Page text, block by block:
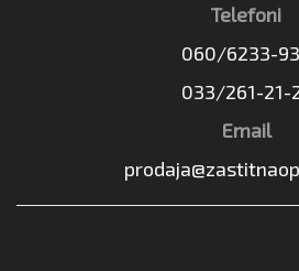
Telefoni
060/6233-
033/261-21-
Email